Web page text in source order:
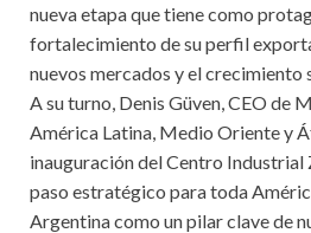
nueva etapa que tiene como
fortalecimiento de su perfil
nuevos mercados y el crecimiento
A su turno, Denis Güven, CEO de
América Latina, Medio Oriente y
inauguración del Centro Industrial
paso estratégico para toda
Argentina como un pilar clave de